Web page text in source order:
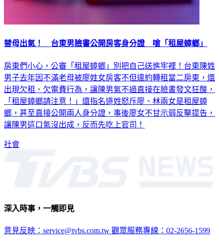
替母出氣！ 台東男臉書公開房客身分證 嗆「租屋蟑螂」
房東們小心，公審「租屋蟑螂」別把自己送進牢裡！台東陳姓
男子去年因不滿老母被廖姓女房客不但違約轉租當二房東，還
出現欠租、欠電費行為，讓陳男氣不過直接在臉書發文狂酸，
「租屋蟑螂請注意！」還指名道姓怒斥廖、林兩女是租屋蟑
螂，甚至直接公開兩人身分證，事後廖女不甘示弱反擊提告，
讓陳男這口氣沒出成，反而先吃上官司！
社會
深入時事，一觸即見
意見反映：service@tvbs.com.tw 觀眾服務專線：02-2656-1599